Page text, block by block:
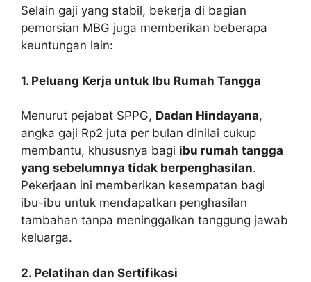
Selain gaji yang stabil, bekerja di bagian
pemorsian MBG juga memberikan beberapa
keuntungan lain:
1. Peluang Kerja untuk Ibu Rumah Tangga
Menurut pejabat SPPG, Dadan Hindayana,
angka gaji Rp2 juta per bulan dinilai cukup
membantu, khususnya bagi ibu rumah tangga
yang sebelumnya tidak berpenghasilan.
Pekerjaan ini memberikan kesempatan bagi
ibu-ibu untuk mendapatkan penghasilan
tambahan tanpa meninggalkan tanggung jawab
keluarga.
2. Pelatihan dan Sertifikasi